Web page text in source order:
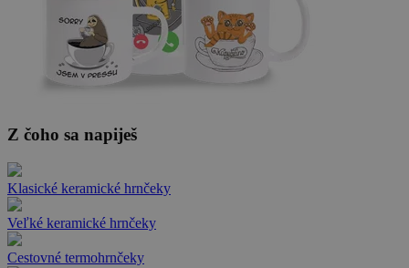
Z čoho sa napiješ
Klasické keramické hrnčeky
Veľké keramické hrnčeky
Cestovné termohrnčeky